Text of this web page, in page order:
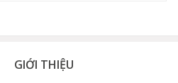
GIỚI THIỆU